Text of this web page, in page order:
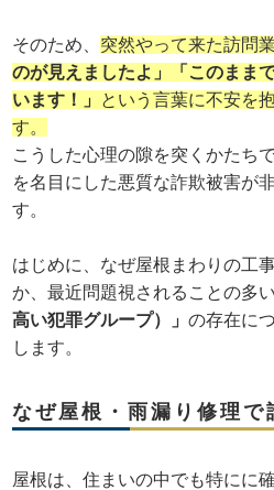
そのため、 突然やって来た訪問
のが見えましたよ」「このまま
います！」 という言葉に不安を
す。
こうした心理の隙を突くかたち
を名目にした悪質な詐欺被害が
す。
はじめに、なぜ屋根まわりの工
か、最近問題視されることの多い
高い犯罪グループ）」の存在に
します。
なぜ屋根・雨漏り修理で
屋根は、住まいの中でも特にに